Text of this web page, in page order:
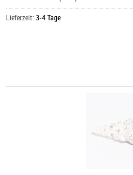
Lieferzeit: 3-4 Tage